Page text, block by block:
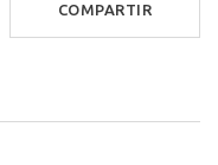
COMPARTIR